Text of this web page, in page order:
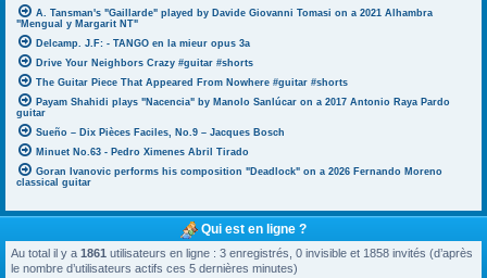
A. Tansman's "Gaillarde" played by Davide Giovanni Tomasi on a 2021 Alhambra
"Mengual y Margarit NT"
Delcamp. J.F: - TANGO en la mieur opus 3a
Drive Your Neighbors Crazy #guitar #shorts
The Guitar Piece That Appeared From Nowhere #guitar #shorts
Payam Shahidi plays "Nacencia" by Manolo Sanlúcar on a 2017 Antonio Raya Pardo
guitar
Sueño – Dix Pièces Faciles, No.9 – Jacques Bosch
Minuet No.63 - Pedro Ximenes Abril Tirado
Goran Ivanovic performs his composition "Deadlock" on a 2026 Fernando Moreno
classical guitar
Qui est en ligne ?
Au total il y a 1861 utilisateurs en ligne : 3 enregistrés, 0 invisible et 1858 invités (d’après
le nombre d’utilisateurs actifs ces 5 dernières minutes)